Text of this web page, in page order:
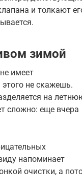
и толкают
зимой
имеет
этого не скажешь.
на
сложно: еще вчера
напоминает
очистки, а